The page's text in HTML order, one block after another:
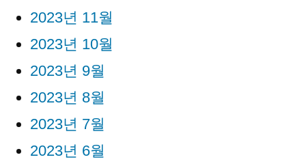
2023년 11월
2023년 10월
2023년 9월
2023년 8월
2023년 7월
2023년 6월